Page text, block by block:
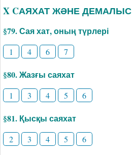
X CАЯХАТ ЖӘНЕ ДЕМАЛЫС
§79. Сая хат, оның түрлері
1 4 6 7
§80. Жазғы саяхат
1 3 4 5 6
§81. Қысқы саяхат
2 3 4 5 6